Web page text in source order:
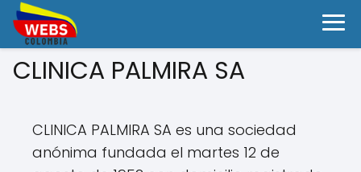
CLINICA PALMIRA SA
CLINICA PALMIRA SA es una sociedad
anónima fundada el martes 12 de